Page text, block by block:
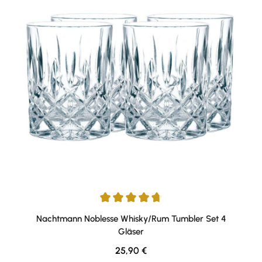
Durchschnittliche Bewertung von 4.75 von 5 Sternen
Nachtmann Noblesse Whisky/Rum Tumbler Set 4
Gläser
Regulärer Preis:
25,90 €